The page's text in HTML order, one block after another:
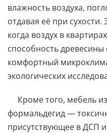
влажность воздуха,
отдавая её при
когда воздух в
способность древесины
комфортный
экологических
Кроме того, мебель
формальдегид —
присутствующее в ДСП